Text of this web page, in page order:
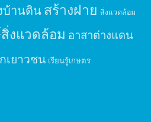
บ้านดินสร้างฝาย สิ่งแวดล้อม
งแวดล้อม อาสาต่างแดน
เยาวชน เรียนรู้เกษตร